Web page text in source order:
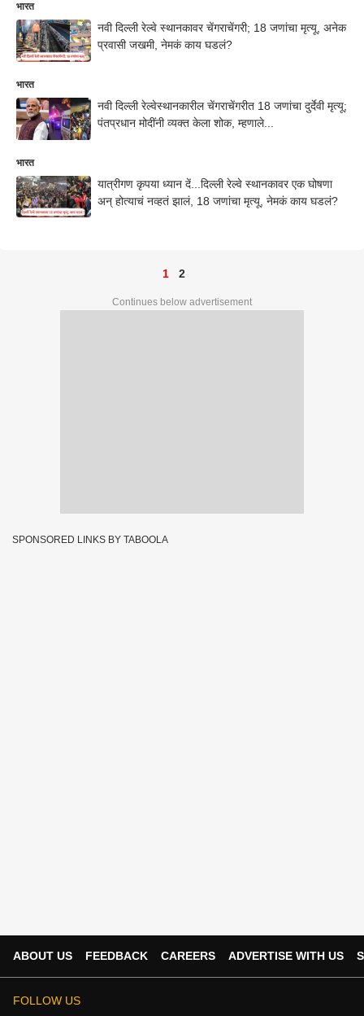
भारत
नवी दिल्ली रेल्वे स्थानकावर चेंगराचेंगरी; 18 जणांचा मृत्यू, अनेक
प्रवासी जखमी, नेमकं काय घडलं?
भारत
नवी दिल्ली रेल्वेस्थानकारील चेंगराचेंगरीत 18 जणांचा दुर्देवी मृत्यू;
पंतप्रधान मोदींनी व्यक्त केला शोक, म्हणाले...
भारत
यात्रीगण कृपया ध्यान दें...दिल्ली रेल्वे स्थानकावर एक घोषणा
अन् होत्याचं नव्हतं झालं, 18 जणांचा मृत्यू, नेमकं काय घडलं?
1 2
Continues below advertisement
SPONSORED LINKS BY TABOOLA
ABOUT US FEEDBACK CAREERS ADVERTISE WITH US
FOLLOW US